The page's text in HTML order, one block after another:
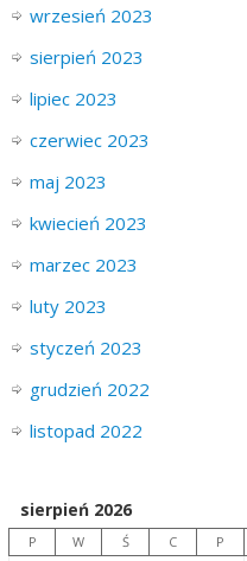
wrzesień 2023
sierpień 2023
lipiec 2023
czerwiec 2023
maj 2023
kwiecień 2023
marzec 2023
luty 2023
styczeń 2023
grudzień 2022
listopad 2022
sierpień 2026
P W Ś C P